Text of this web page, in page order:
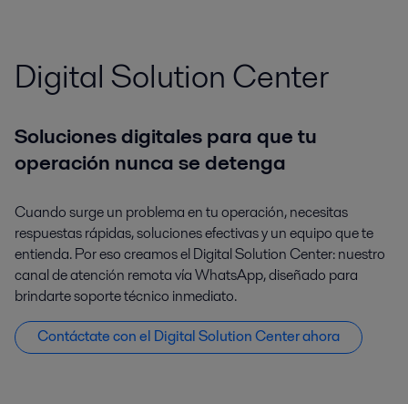
Digital Solution Center
Soluciones digitales para que tu
operación nunca se detenga
Cuando surge un problema en tu operación, necesitas
respuestas rápidas, soluciones efectivas y un equipo que te
entienda. Por eso creamos el Digital Solution Center: nuestro
canal de atención remota vía WhatsApp, diseñado para
brindarte soporte técnico inmediato.
Contáctate con el Digital Solution Center ahora